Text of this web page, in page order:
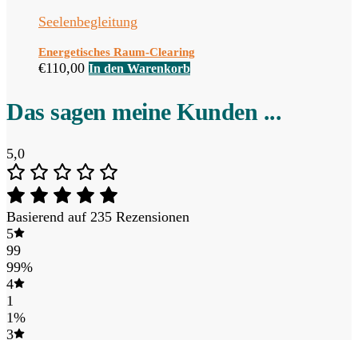
Seelenbegleitung
Energetisches Raum-Clearing
€110,00 In den Warenkorb
Das sagen meine Kunden ...
5,0
Basierend auf 235 Rezensionen
5
99
99%
4
1
1%
3